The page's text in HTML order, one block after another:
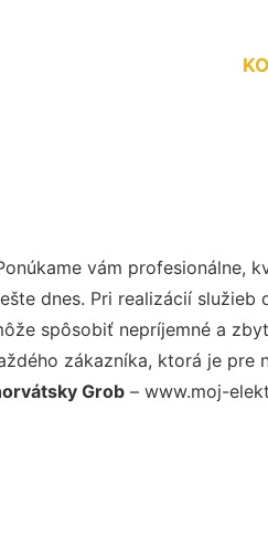
vám profesionálne,
dnes. Pri realizácií
spôsobiť nepríjemné a
zákazníka, ktorá je
Grob – www.moj-